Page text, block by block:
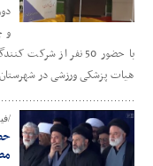
و
با حضور 50 نفر از
هیات پزشکی ورزشی در شهرستان
/